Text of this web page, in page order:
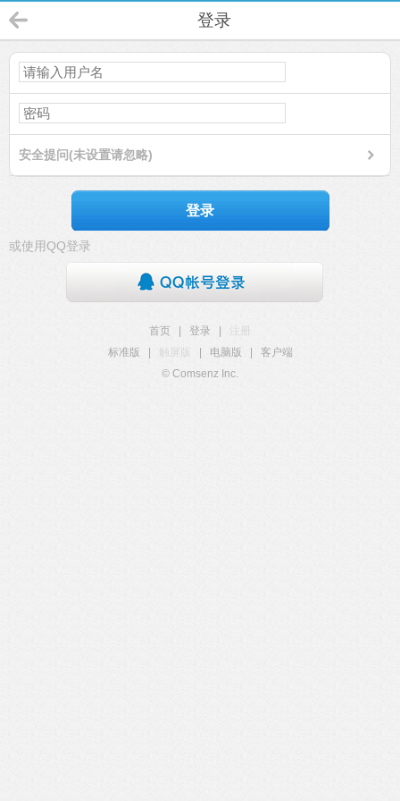
登录
安全提问(未设置请忽略)
登录
或使用QQ登录
首页 登录
注册
标准版
触屏版 电脑版
客户端
© Comsenz Inc.